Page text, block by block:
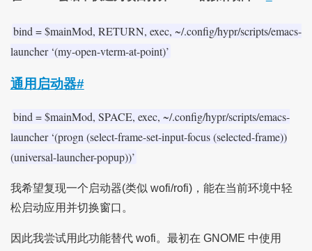
bind = $mainMod, RETURN, exec, ~/.config/hypr/scripts/emacs-
launcher ‘(my-open-vterm-at-point)’
通用启动器#
bind = $mainMod, SPACE, exec, ~/.config/hypr/scripts/emacs-
launcher ‘(progn (select-frame-set-input-focus (selected-frame))
(universal-launcher-popup))’
我希望复现一个启动器(类似 wofi/rofi)，能在当前环境中轻
松启动应用并切换窗口。
因此我尝试用此功能替代 wofi。最初在 GNOME 中使用